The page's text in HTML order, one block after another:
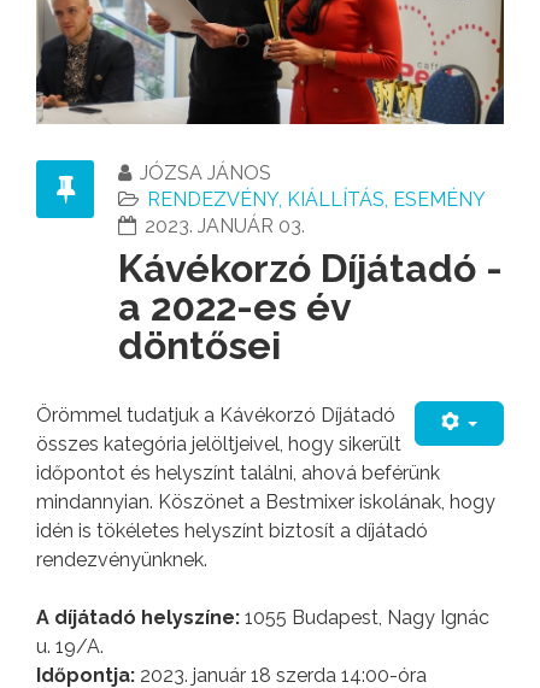
JÓZSA JÁNOS
RENDEZVÉNY, KIÁLLÍTÁS, ESEMÉNY
2023. JANUÁR 03.
Kávékorzó Díjátadó -
a 2022-es év
döntősei
Örömmel tudatjuk a Kávékorzó Díjátadó
összes kategória jelöltjeivel, hogy sikerült
időpontot és helyszínt találni, ahová beférünk
mindannyian. Köszönet a Bestmixer iskolának, hogy
idén is tökéletes helyszínt biztosít a díjátadó
rendezvényünknek.
A díjátadó helyszíne: 1055 Budapest, Nagy Ignác
u. 19/A.
Időpontja: 2023. január 18 szerda 14:00-óra